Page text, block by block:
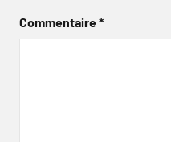
Commentaire*